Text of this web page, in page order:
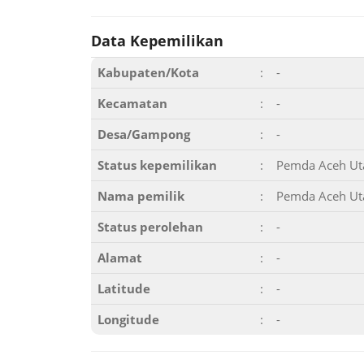
Data Kepemilikan
Kabupaten/Kota :
-
Kecamatan
:
-
Desa/Gampong
:
-
Status kepemilikan
:
Pemda Aceh
Nama pemilik
:
Pemda Aceh
Status perolehan
:
-
Alamat
:
-
Latitude
:
-
Longitude
: -